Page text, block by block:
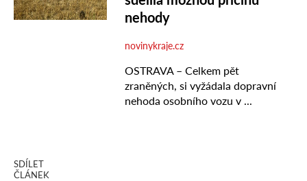
SDÍLET
ČLÁNEK